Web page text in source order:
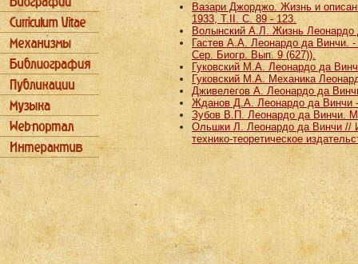
Вазари Джорджо. Жизнь и
1933, Т.II. С. 89 - 123.
Волынский А.Л. Жизнь Леонардо
Гастев А.А. Леонардо да Винчи.
Сер. Биогр. Вып. 9 (627)).
Гуковский М.А. Леонардо да
Гуковский М.А. Механика
Дживелегов А. Леонардо да
Жданов Д.А. Леонардо да Винчи
Зубов В.П. Леонардо да Винчи.
Ольшки Л. Леонардо да Винчи //
технико-теоретическое